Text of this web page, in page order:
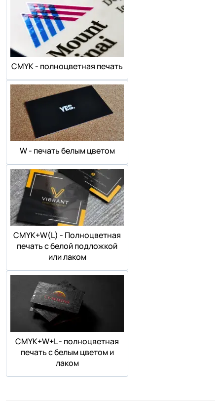
СMYK - полноцветная печать
W - печать белым цветом
СMYK+W(L) - Полноцветная
печать с белой подложкой
или лаком
СMYK+W+L - полноцветная
печать с белым цветом и
лаком